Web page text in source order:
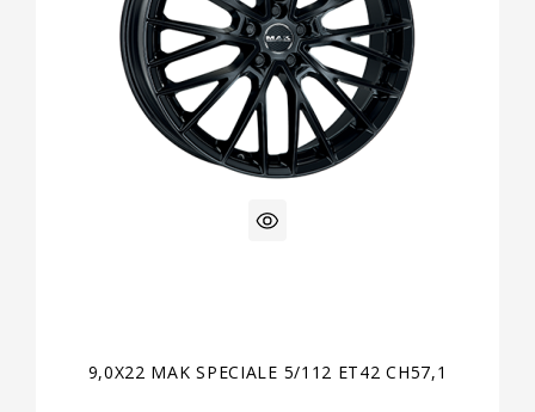
9,0X22 MAK SPECIALE 5/112 ET42 CH57,1